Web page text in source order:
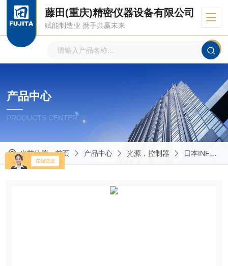
藤田(重庆)精密仪器设备有限公司
赋能制造业 携手共赢未来
产品中心
PRODUCTS CENTER
当前位置：首页 产品中心 光源，控制器 日本INFLIDGE英富丽